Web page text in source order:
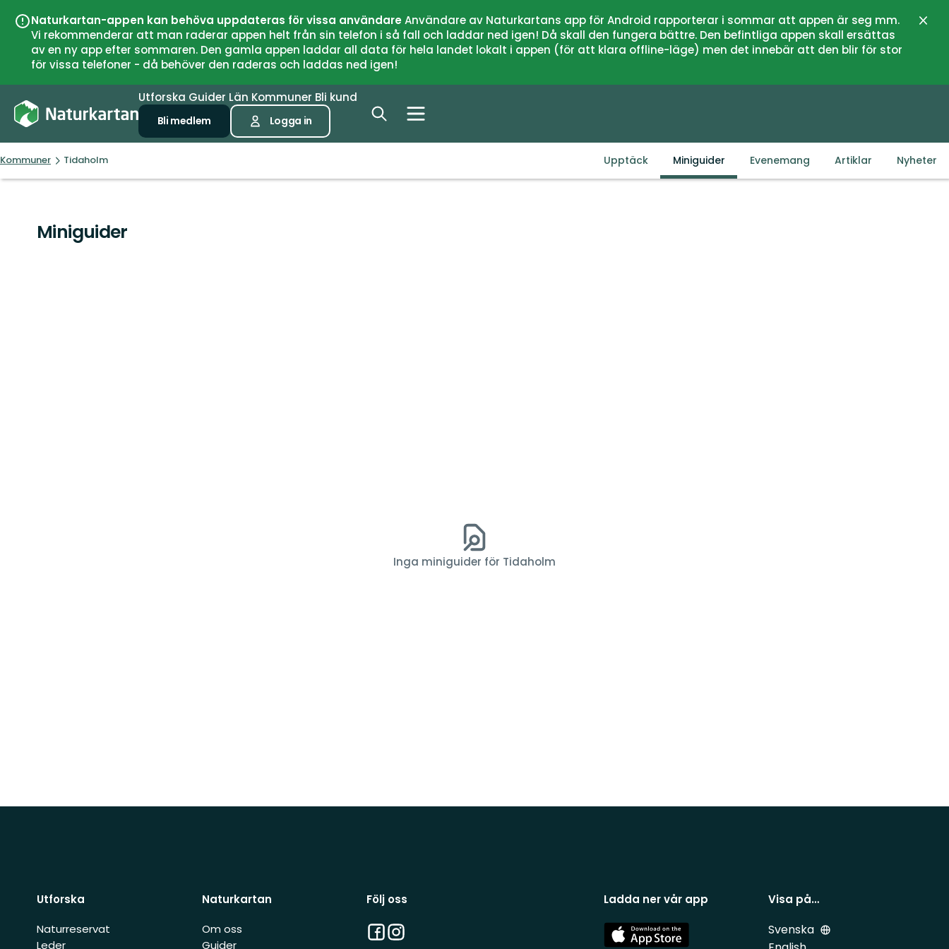
Naturkartan-appen kan behöva uppdateras för vissa användareAnvändare av Naturkartans app för Android rapporterar i sommar att appen är seg mm.
Vi rekommenderar att man raderar appen helt från sin telefon i så fall och laddar ned igen! Då skall den fungera bättre. Den befintliga appen skall ersättas
av en ny app efter sommaren. Den gamla appen laddar all data för hela landet lokalt i appen (för att klara offline-läge) men det innebär att den blir för stor
för vissa telefoner - då behöver den raderas och laddas ned igen!
Utforska Guider Län Kommuner Bli kund
Bli medlem Logga in
Kommuner Tidaholm Upptäck Miniguider Evenemang Artiklar Nyheter
Miniguider
Inga miniguider för Tidaholm
Utforska
Naturreservat
Leder
Naturkartan
Om oss
Guider
Följ oss
Facebook
Instagram
Ladda ner vår app
App
Store
Visa på…
Svenska